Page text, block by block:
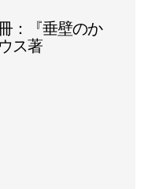
：『垂壁のか
ス著